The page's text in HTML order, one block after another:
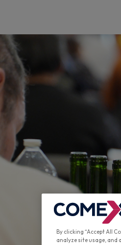
By clicking “Accept All
analyze site usage, and